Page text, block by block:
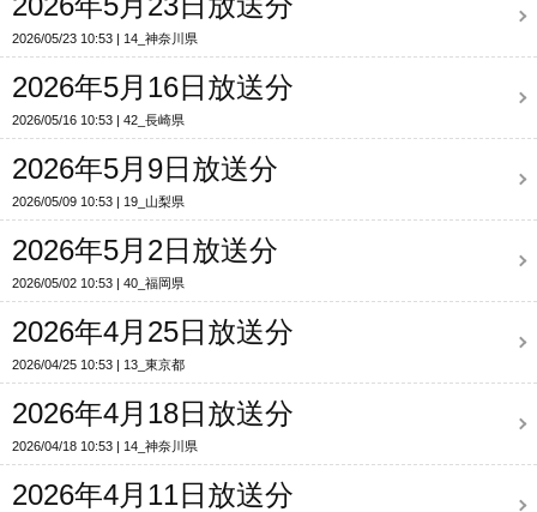
2026/05/23 10:53 14_神奈川県
2026年5月16日放送分
2026/05/16 10:53 42_長崎県
2026年5月9日放送分
2026/05/09 10:53 19_山梨県
2026年5月2日放送分
2026/05/02 10:53 40_福岡県
2026年4月25日放送分
2026/04/25 10:53 13_東京都
2026年4月18日放送分
2026/04/18 10:53 14_神奈川県
2026年4月11日放送分